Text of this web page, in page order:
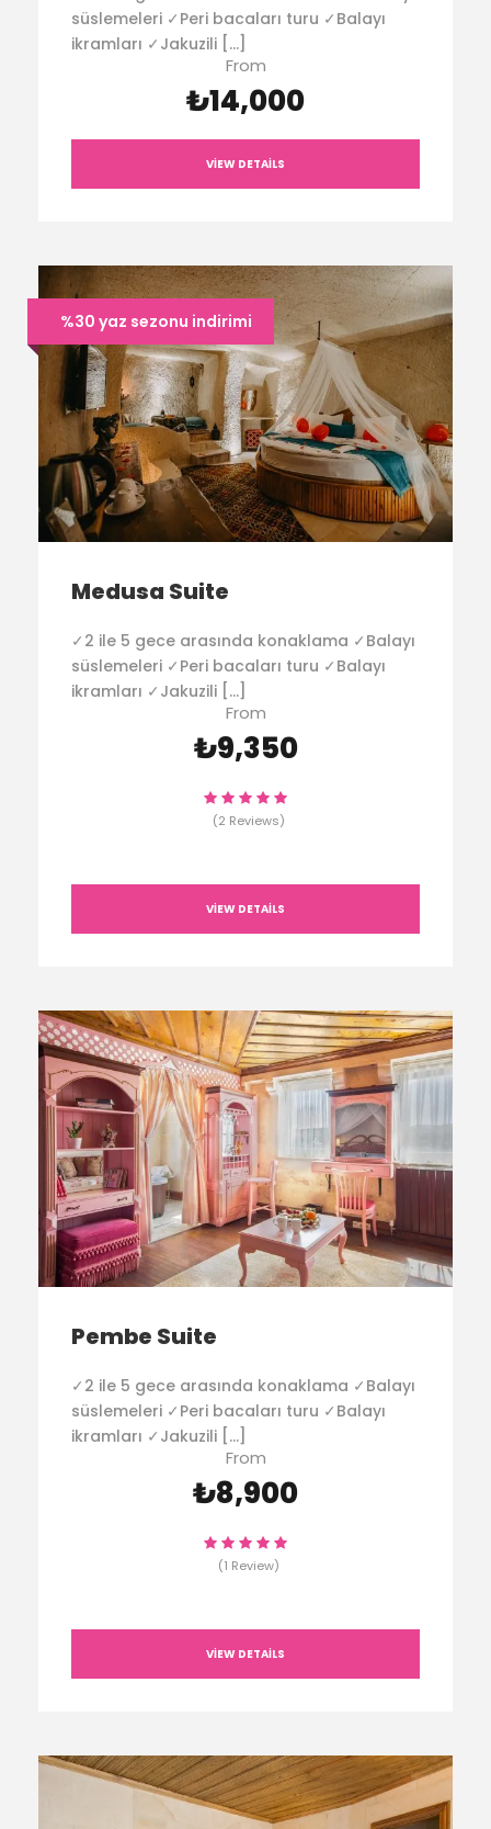
süslemeleri ✓Peri bacaları turu ✓Balayı
ikramları ✓Jakuzili […]
From
₺14,000
VIEW DETAILS
%30 yaz sezonu indirimi
Medusa Suite
✓2 ile 5 gece arasında konaklama ✓Balayı
süslemeleri ✓Peri bacaları turu ✓Balayı
ikramları ✓Jakuzili […]
From
₺9,350
(2 Reviews)
VIEW DETAILS
Pembe Suite
✓2 ile 5 gece arasında konaklama ✓Balayı
süslemeleri ✓Peri bacaları turu ✓Balayı
ikramları ✓Jakuzili […]
From
₺8,900
(1 Review)
VIEW DETAILS